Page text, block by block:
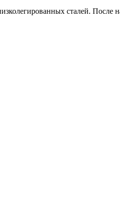
сталей. После